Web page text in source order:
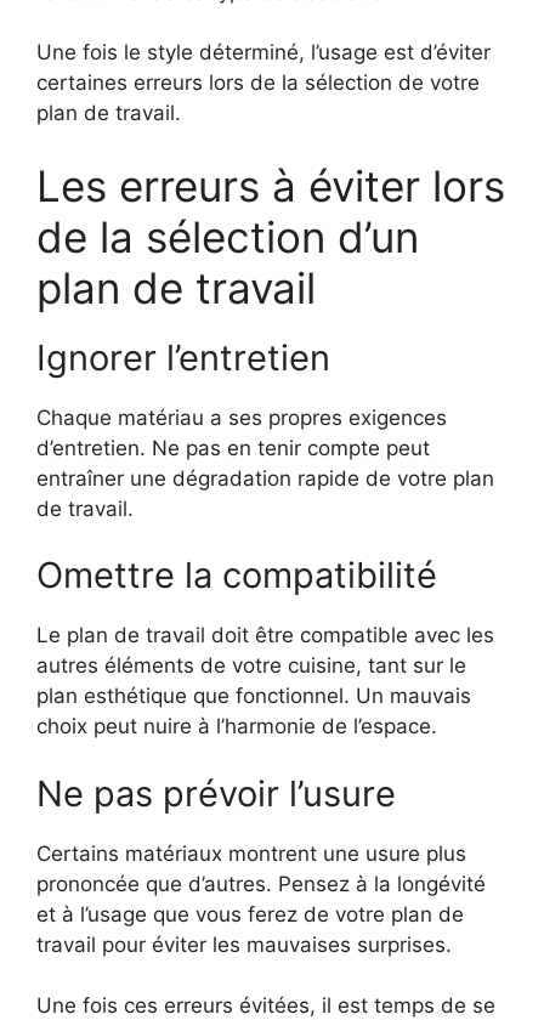
Une fois le style déterminé, l’usage est d’éviter
certaines erreurs lors de la sélection de votre
plan de travail.
Les erreurs à éviter lors
de la sélection d’un
plan de travail
Ignorer l’entretien
Chaque matériau a ses propres exigences
d’entretien. Ne pas en tenir compte peut
entraîner une dégradation rapide de votre plan
de travail.
Omettre la compatibilité
Le plan de travail doit être compatible avec les
autres éléments de votre cuisine, tant sur le
plan esthétique que fonctionnel. Un mauvais
choix peut nuire à l’harmonie de l’espace.
Ne pas prévoir l’usure
Certains matériaux montrent une usure plus
prononcée que d’autres. Pensez à la longévité
et à l’usage que vous ferez de votre plan de
travail pour éviter les mauvaises surprises.
Une fois ces erreurs évitées, il est temps de se